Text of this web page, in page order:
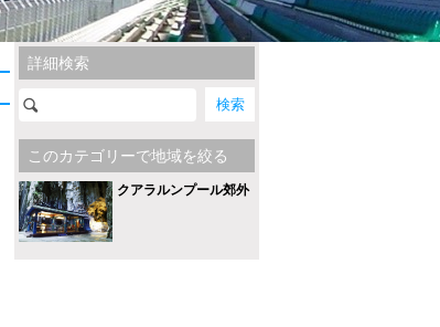
詳細検索
このカテゴリーで地域を絞る
クアラルンプール郊外